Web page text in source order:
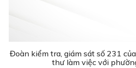
Đoàn kiểm tra, giám sát số 231
thư làm việc với